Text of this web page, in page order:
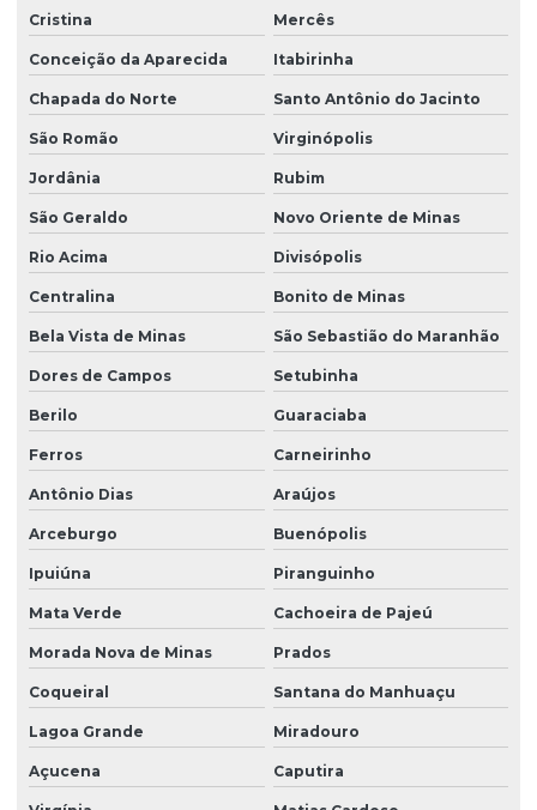
Cristina Mercês
Conceição da Aparecida Itabirinha
Chapada do Norte Santo Antônio do Jacinto
São Romão Virginópolis
Jordânia Rubim
São Geraldo Novo Oriente de Minas
Rio Acima Divisópolis
Centralina Bonito de Minas
Bela Vista de Minas São Sebastião do Maranhão
Dores de Campos Setubinha
Berilo Guaraciaba
Ferros Carneirinho
Antônio Dias Araújos
Arceburgo Buenópolis
Ipuiúna Piranguinho
Mata Verde Cachoeira de Pajeú
Morada Nova de Minas Prados
Coqueiral Santana do Manhuaçu
Lagoa Grande Miradouro
Açucena Caputira